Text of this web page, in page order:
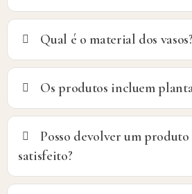
Qual é o material dos vasos?
Os produtos incluem
Posso devolver um
satisfeito?